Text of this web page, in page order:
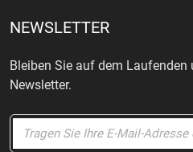
NEWSLETTER
Bleiben Sie auf dem Laufenden
Newsletter.